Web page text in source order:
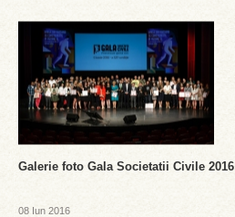
Galerie foto Gala Societatii Civile 2016
08 Iun 2016